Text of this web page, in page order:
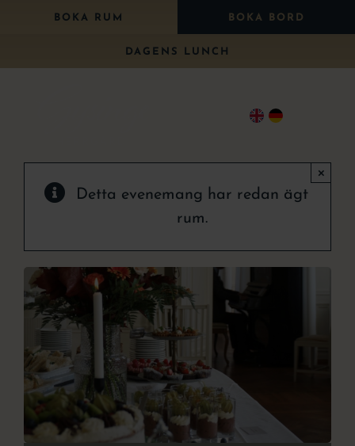
FortsättBOKA RUM BOKA BORD
DAGENS LUNCH
Bröllop
Julbord
Att uppleva
Detta evenemang har redan ägt
rum.
×